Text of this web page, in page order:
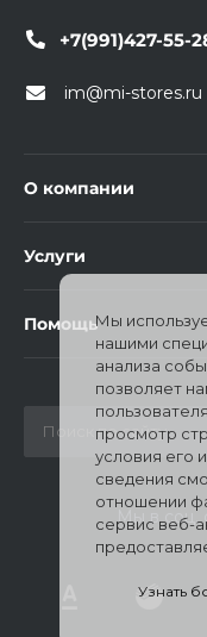
+7(991)427-55-
im@mi-stores.ru
О компании
Услуги
Помощь
Мы в соц.
Мы
нашими
анализа
позволяет
просмотр
условия его
сведения
отношении
сервис веб-
Узнать